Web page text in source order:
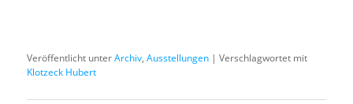
Veröffentlicht unterArchiv,Ausstellungen |Verschlagwortet mit
Klotzeck Hubert